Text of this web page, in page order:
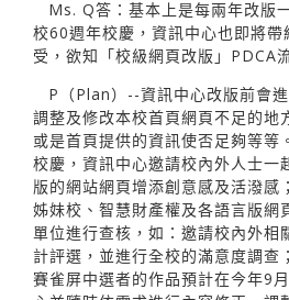
Ms. Q答：基本上是每兩年改版
校60週年校慶，資訊中心也即將
受，欲知「校級網頁改版」PDCA
P（Plan）--資訊中心改版前會
調整及修改本校首頁網頁不足的地
或是首頁提供的資訊使否足夠等等
校慶，資訊中心邀請校內外人士一
版的網站網頁增添創意感及活潑
姊妹校、智慧財產權及各語言版網
單位進行查核，如：邀請校內外相
計評選，並進行全校的滿意度調
賽雀屏中選者的作品預計在今年9